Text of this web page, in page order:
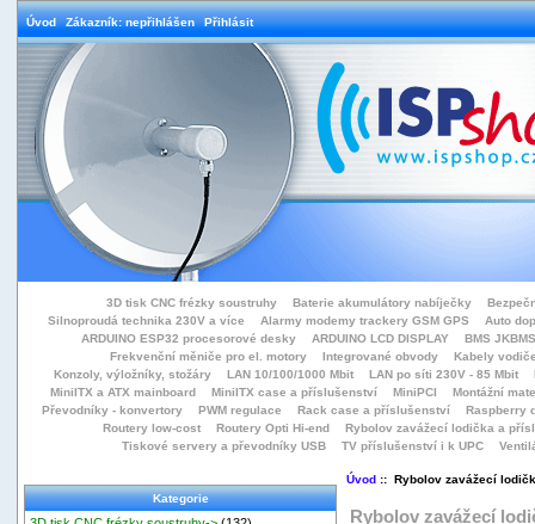
Úvod Zákazník: nepřihlášen Přihlásit
3D tisk CNC frézky soustruhy Baterie akumulátory nabíječky
Silnoproudá technika 230V a více
Alarmy modemy trackery GSM GPS
Auto
ARDUINO ESP32 procesorové desky
ARDUINO LCD DISPLAY
BMS
Frekvenční měniče pro el. motory
Integrované obvody
Kabely
Konzoly, výložníky, stožáry
LAN 10/100/1000 Mbit LAN po síti 230V - 85 Mbit
MiniITX a ATX mainboard
MiniITX case a příslušenství MiniPCI
Montážní
Převodníky - konvertory
PWM regulace Rack case a příslušenství
Raspberry
Routery low-cost
Routery Opti Hi-end
Rybolov zavážecí lodička a přísl
Tiskové servery a převodníky USB
TV příslušenství i k UPC
Kategorie
Úvod:: Rybolov zavážecí
Rybolov zavážecí